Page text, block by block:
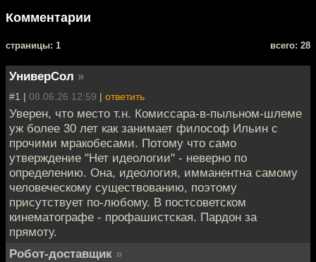
Комментарии
cтраницы: 1 всего: 28
УниверСол »
#1 | 08.06.26 12:59 | ответить
Уверен, что место т.н. Комиссара-в-пыльном-шлеме
уж более 30 лет как занимает философ Ильин с
прочими мракобесами. Потому что само
утверждение "Нет идеологии" - неверно по
определению. Она, идеология, имманентна самому
человеческому существованию, поэтому
присутствует по-любому. В постсоветском
кинематографе - профашистская. Пардон за
прямоту.
Робот-доставщик »